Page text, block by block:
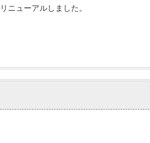
ニューアルしました。